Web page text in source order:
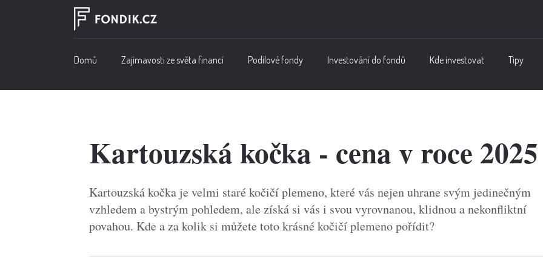
Domů Zajímavosti ze světa financí Podílové fondy Investování do fondů Kde investovat Tipy
Kartouzská kočka - cena v roce 2025
Kartouzská kočka je velmi staré kočičí plemeno, které vás nejen uhrane svým jedinečným
vzhledem a bystrým pohledem, ale získá si vás i svou vyrovnanou, klidnou a nekonfliktní
povahou. Kde a za kolik si můžete toto krásné kočičí plemeno pořídit?